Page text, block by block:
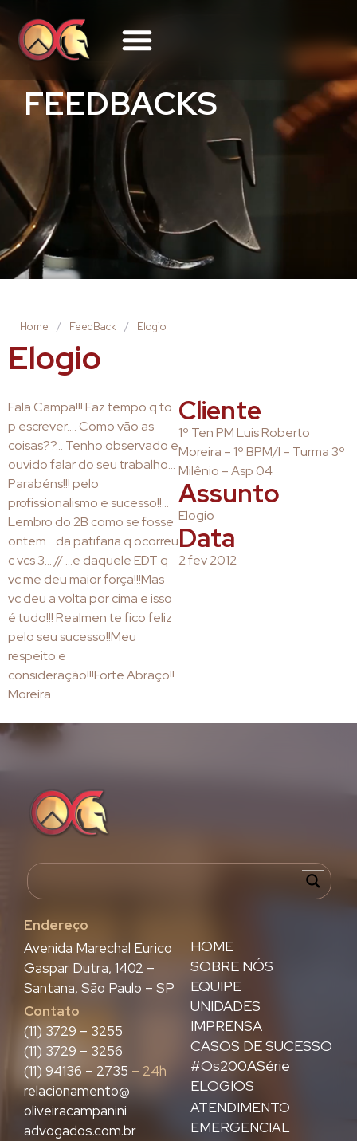
FEEDBACKS
Home / FeedBack / Elogio
Elogio
Fala Campa!!! Faz tempo q to
p escrever…. Como vão as
coisas??… Tenho observado e
ouvido falar do seu trabalho…
Parabéns!!! pelo
profissionalismo e sucesso!!…
Lembro do 2B como se fosse
ontem… da patifaria q ocorreu
c vcs 3… // …e daquele EDT q
vc me deu maior força!!!Mas
vc deu a volta por cima e isso
é tudo!!! Realmen te fico feliz
pelo seu sucesso!!Meu
respeito e
consideração!!!Forte Abraço!!
Moreira
Cliente
1º Ten PM Luis Roberto
Moreira – 1º BPM/I – Turma 3º
Milênio – Asp 04
Assunto
Elogio
Data
2 fev 2012
Endereço
HOME
SOBRE NÓS
EQUIPE
UNIDADES
IMPRENSA
CASOS DE SUCESSO
#Os200ASérie
ELOGIOS
ATENDIMENTO
EMERGENCIAL
Avenida Marechal Eurico
Gaspar Dutra, 1402 –
Santana, São Paulo – SP
Contato
(11) 3729 – 3255
(11) 3729 – 3256
(11) 94136 – 2735 – 24h
relacionamento@
oliveiracampanini
advogados.com.br